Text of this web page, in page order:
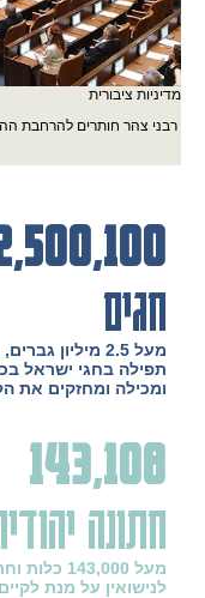
מדיניות ציבורית
רבני צהר חותרים להרחבת
חגים
מעל 2.5 מיליון
תפילה בחגי ישראל
ומכילה ומחזקים את
143,108
חתונה
מעל
לנישואין על מנת